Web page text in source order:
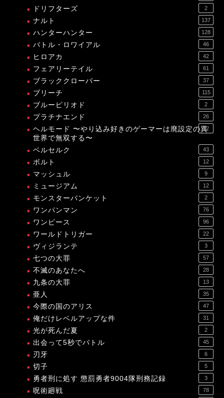
ドリフターズ 2
ナルト 137
ハンターハンター 128
バトル・ロワイアル 46
ヒロアカ 42
フェアリーテイル 61
ブラッククローバー 37
ブリーチ 115
ブルーピリオド 2
プラチナエンド 26
ヘルモード 〜やり込み好きのゲーマーは廃設定の異
世界で無双する〜
12
ベルセルク 43
ボルト 12
マッシュル 9
ミュージアム 12
モンスターバンケット 2
ワンパンマン 76
ワンピース 96
ワールドトリガー 22
ヴィジランテ 3
七つの大罪 57
不滅のあなたへ 28
九条の大罪 13
亜人 35
今際の国のアリス 47
俺だけレベルアップな件 31
光が死んだ夏 2
出会って5秒でバトル 45
刃牙 6
切子 5
勇者刑に処す 懲罰勇者9004隊刑務記録 3
呪術廻戦 78